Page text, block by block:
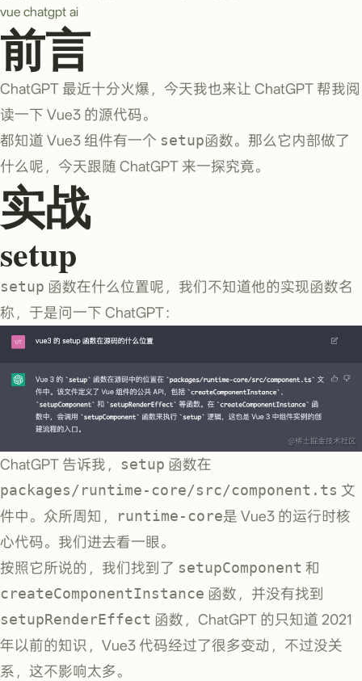
vue chatgpt ai
前言
ChatGPT 最近十分火爆，今天我也来让 ChatGPT 帮我阅
读一下 Vue3 的源代码。
都知道 Vue3 组件有一个 setup函数。那么它内部做了
什么呢，今天跟随 ChatGPT 来一探究竟。
实战
setup
setup 函数在什么位置呢，我们不知道他的实现函数名
称，于是问一下 ChatGPT：
ChatGPT 告诉我， setup 函数在
packages/runtime-core/src/component.ts 文
件中。众所周知，
runtime-core是 Vue3 的运行时核
心代码。我们进去看一眼。
按照它所说的，我们找到了 setupComponent 和
createComponentInstance 函数，并没有找到
setupRenderEffect 函数，ChatGPT 的只知道 2021
年以前的知识，Vue3 代码经过了很多变动，不过没关
系，这不影响太多。